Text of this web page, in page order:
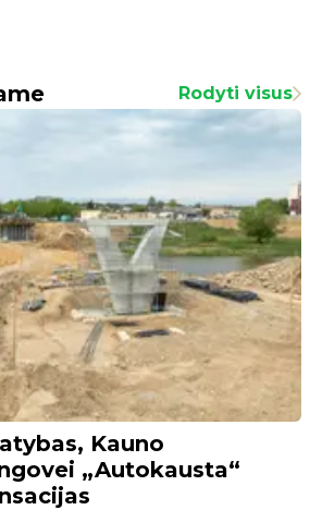
Rodyti visus
Kauno
„Autokausta“